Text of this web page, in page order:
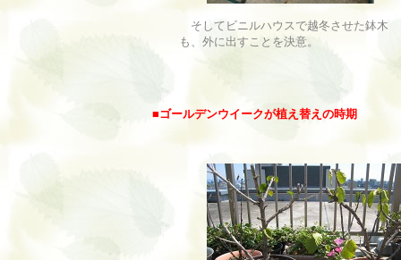
そしてビニルハウスで越冬させた鉢木
も、外に出すことを決意。
■ゴールデンウイークが植え替えの時期